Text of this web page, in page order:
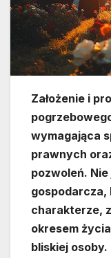
Założenie i
wymagająca
prawnych
pozwoleń. Nie
gospodarcza,
charakterze,
okresem
bliskiej